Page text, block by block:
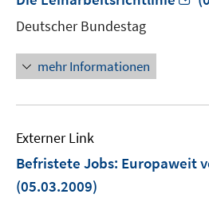
Deutscher Bundestag
mehr Informationen
Externer Link
Befristete Jobs: Europaweit
(05.03.2009)